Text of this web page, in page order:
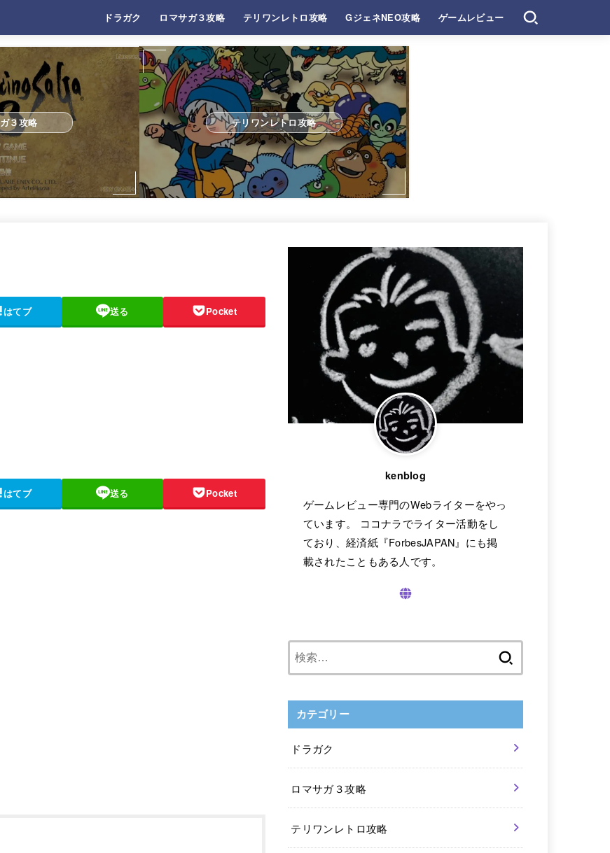
ドラガク ロマサガ３攻略 テリワンレトロ攻略 GジェネNEO攻略 ゲームレビュー
３攻略 テリワンレトロ攻略
はてブ 送る Pocket
はてブ 送る Pocket
kenblog
ゲームレビュー専門のWebライターをやっ
ています。 ココナラでライター活動をし
ており、経済紙『ForbesJAPAN』にも掲
載されたこともある人です。
カテゴリー
ドラガク
ロマサガ３攻略
テリワンレトロ攻略